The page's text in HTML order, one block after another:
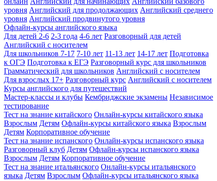
уровня Английский для продолжающих Английский среднего
уровня Английский продвинутого уровня
Офлайн-курсы английского языка
Для детей 2-6 2-3 года 4-6 лет Разговорный для детей
Английский с носителем
Для школьников 7-17 7-10 лет 11-13 лет 14-17 лет Подготовка
к ОГЭ Подготовка к ЕГЭ Разговорный курс для школьников
Грамматический для школьников Английский с носителем
Для взрослых 17+ Разговорный курс Английский с носителем
Курсы английского для путешествий
Мастер-классы и клубы Кембриджские экзамены Независимое
тестирование
Тест на знание китайского Онлайн-курсы китайского языка
Взрослым Детям Офлайн-курсы китайского языка Взрослым
Детям Корпоративное обучение
Тест на знание испанского Онлайн-курсы испанского языка
Разговорный клуб Детям Офлайн-курсы испанского языка
Взрослым Детям Корпоративное обучение
Тест на знание итальянского Онлайн-курсы итальянского
языка Детям Взрослым Офлайн-курсы итальянского языка